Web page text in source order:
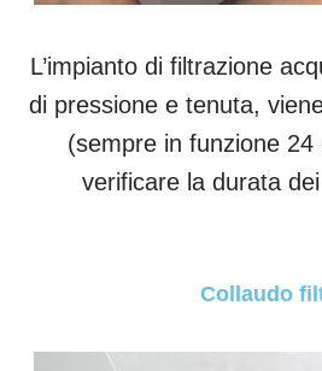
L’impianto di filtrazione
di pressione e tenuta,
(sempre in funzione
verificare la durata
Collaudo